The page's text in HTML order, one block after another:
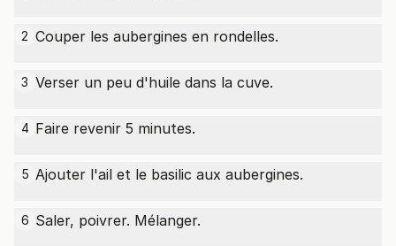
2 Couper les aubergines en rondelles.
3 Verser un peu d'huile dans la cuve.
4 Faire revenir 5 minutes.
5 Ajouter l'ail et le basilic aux aubergines.
6 Saler, poivrer. Mélanger.